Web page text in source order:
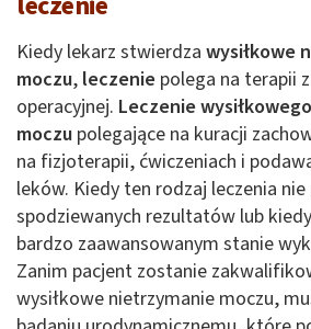
Kiedy lekarz stwierdza wysiłkowe
moczu, leczenie polega na terapii
operacyjnej. Leczenie
moczu polegające na kuracji
na fizjoterapii, ćwiczeniach i
leków. Kiedy ten rodzaj leczenia nie
spodziewanych rezultatów lub
bardzo zaawansowanym stanie
Zanim pacjent zostanie
wysiłkowe nietrzymanie moczu,